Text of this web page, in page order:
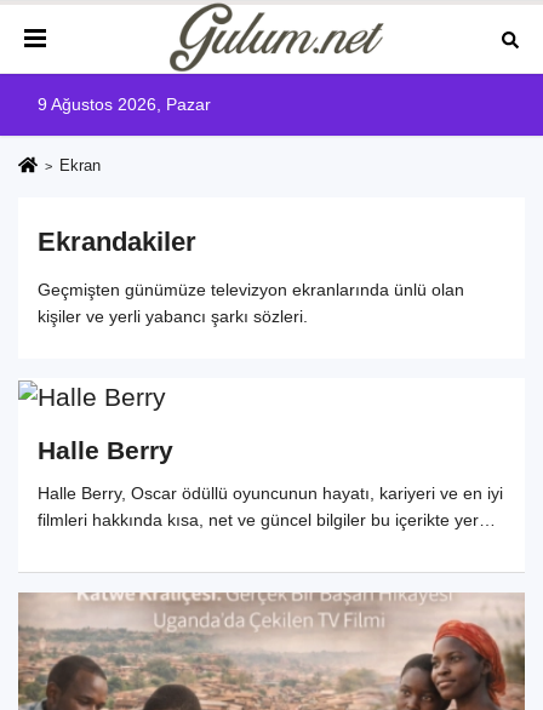
9 Ağustos 2026, Pazar
Ekran
Ekrandakiler
Geçmişten günümüze televizyon ekranlarında ünlü olan
kişiler ve yerli yabancı şarkı sözleri.
Halle Berry
Halle Berry, Oscar ödüllü oyuncunun hayatı, kariyeri ve en iyi
filmleri hakkında kısa, net ve güncel bilgiler bu içerikte yer